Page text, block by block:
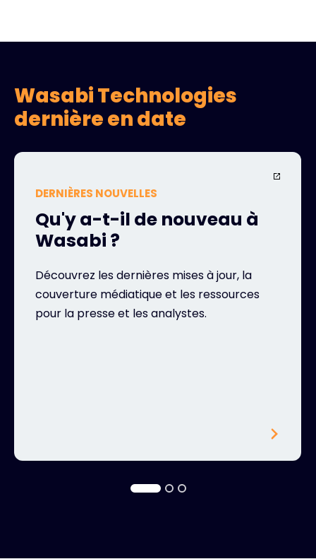
Wasabi Technologies
dernière en date
DERNIÈRES NOUVELLES
Qu'y a-t-il de nouveau à
Wasabi ?
Découvrez les dernières mises à jour, la
couverture médiatique et les ressources
pour la presse et les analystes.